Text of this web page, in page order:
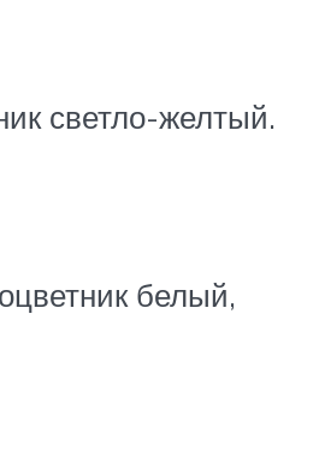
светло-желтый.
белый,